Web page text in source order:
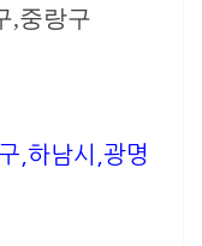
,중랑구
,하남시,광명